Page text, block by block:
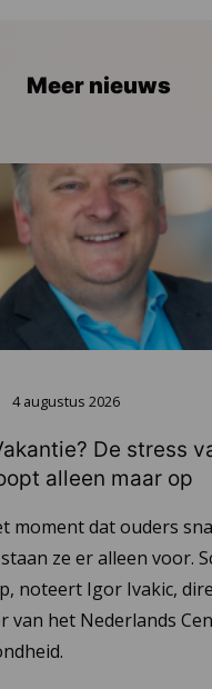
Meer nieuws
4 augustus 2026
De stress
alleen maar op
moment dat ouders
ze er alleen voor.
noteert Igor Ivakic,
van het Nederlands